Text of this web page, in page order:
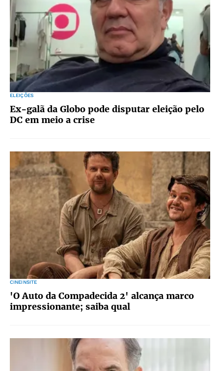
ELEIÇÕES
Ex-galã da Globo pode disputar eleição pelo
DC em meio a crise
CINEINSITE
'O Auto da Compadecida 2' alcança marco
impressionante; saiba qual